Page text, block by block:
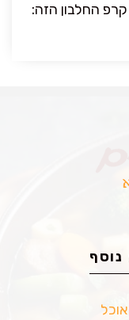
החלבון הזה:
נוסף